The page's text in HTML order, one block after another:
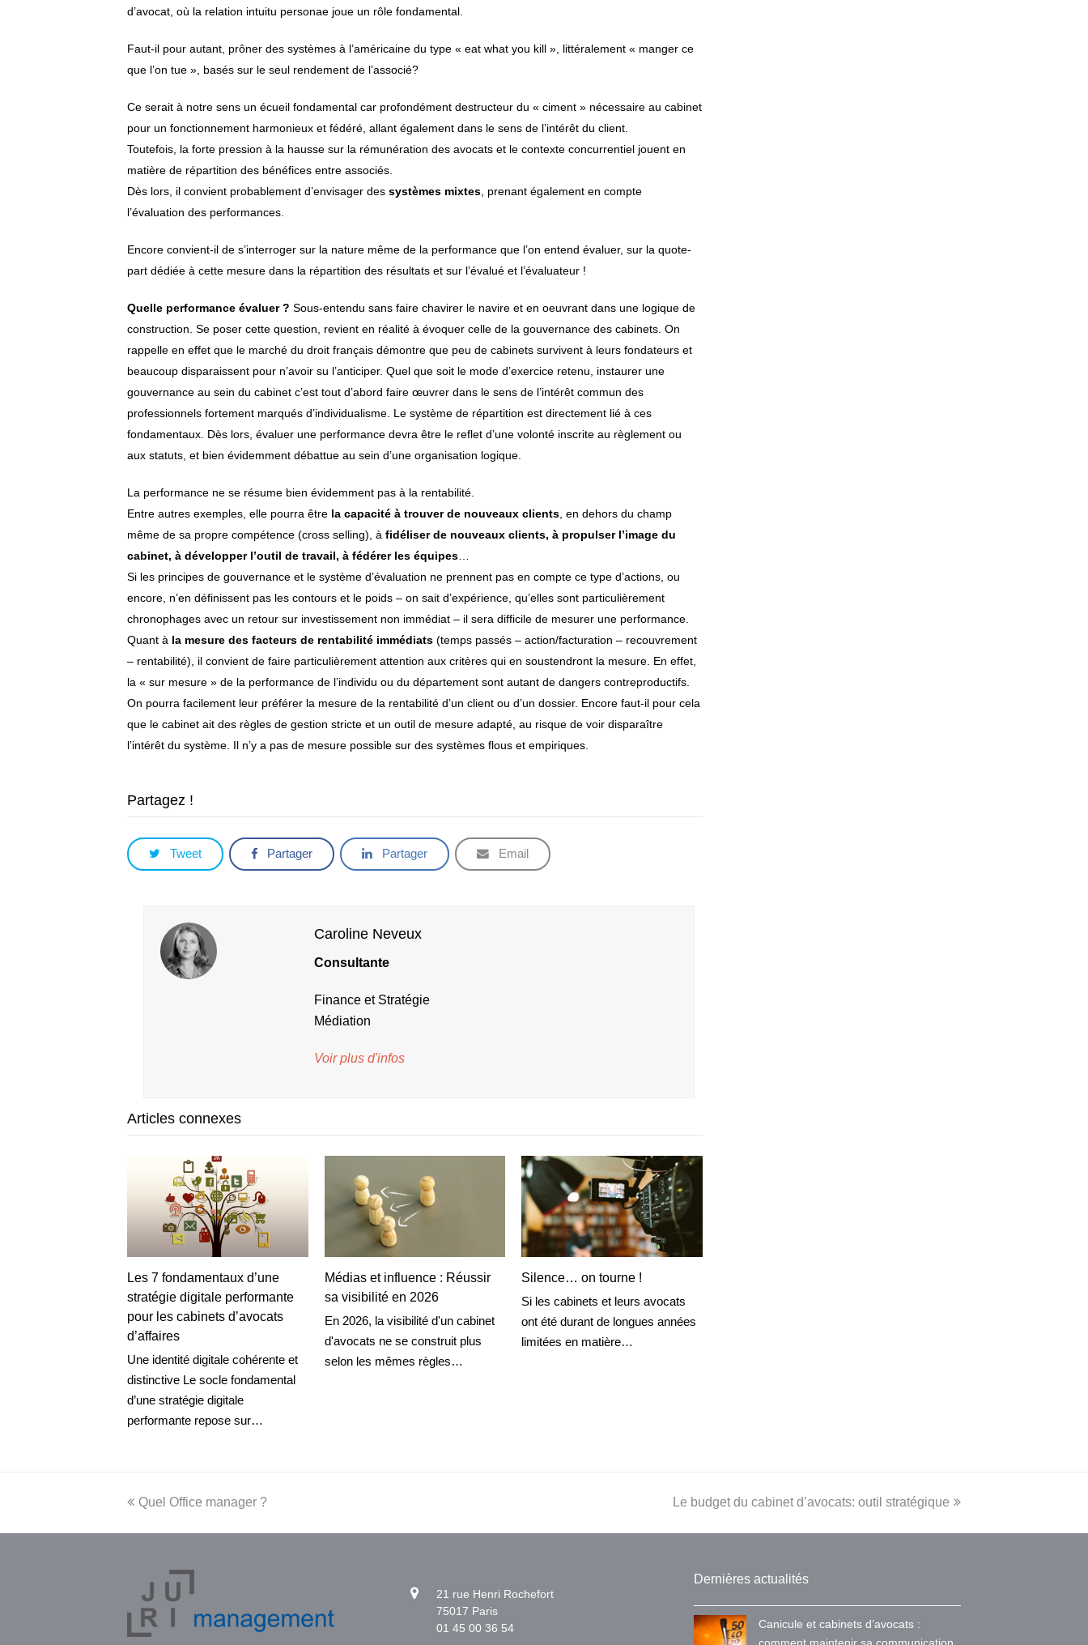
d’avocat, où la relation intuitu personae joue un rôle fondamental.
Faut-il pour autant, prôner des systèmes à l’américaine du type « eat what you kill », littéralement « manger ce
que l’on tue », basés sur le seul rendement de l’associé?
Ce serait à notre sens un écueil fondamental car profondément destructeur du « ciment » nécessaire au cabinet
pour un fonctionnement harmonieux et fédéré, allant également dans le sens de l’intérêt du client.
Toutefois, la forte pression à la hausse sur la rémunération des avocats et le contexte concurrentiel jouent en
matière de répartition des bénéfices entre associés.
Dès lors, il convient probablement d’envisager des systèmes mixtes , prenant également en compte
l’évaluation des performances.
Encore convient-il de s’interroger sur la nature même de la performance que l’on entend évaluer, sur la quote-
part dédiée à cette mesure dans la répartition des résultats et sur l’évalué et l’évaluateur !
Quelle performance évaluer ? Sous-entendu sans faire chavirer le navire et en oeuvrant dans une logique de
construction. Se poser cette question, revient en réalité à évoquer celle de la gouvernance des cabinets. On
rappelle en effet que le marché du droit français démontre que peu de cabinets survivent à leurs fondateurs et
beaucoup disparaissent pour n’avoir su l’anticiper. Quel que soit le mode d’exercice retenu, instaurer une
gouvernance au sein du cabinet c’est tout d’abord faire œuvrer dans le sens de l’intérêt commun des
professionnels fortement marqués d’individualisme. Le système de répartition est directement lié à ces
fondamentaux. Dès lors, évaluer une performance devra être le reflet d’une volonté inscrite au règlement ou
aux statuts, et bien évidemment débattue au sein d’une organisation logique.
La performance ne se résume bien évidemment pas à la rentabilité.
Entre autres exemples, elle pourra être la capacité à trouver de nouveaux clients , en dehors du champ
même de sa propre compétence (cross selling), à fidéliser de nouveaux clients, à propulser l’image du
cabinet, à développer l’outil de travail, à fédérer les équipes
Si les principes de gouvernance et le système d’évaluation ne prennent pas en compte ce type d’actions, ou
encore, n’en définissent pas les contours et le poids – on sait d’expérience, qu’elles sont particulièrement
chronophages avec un retour sur investissement non immédiat – il sera difficile de mesurer une performance.
Quant à la mesure des facteurs de rentabilité immédiats (temps passés – action/facturation – recouvrement
– rentabilité), il convient de faire particulièrement attention aux critères qui en soustendront la mesure. En effet,
la « sur mesure » de la performance de l’individu ou du département sont autant de dangers contreproductifs.
On pourra facilement leur préférer la mesure de la rentabilité d’un client ou d’un dossier. Encore faut-il pour cela
que le cabinet ait des règles de gestion stricte et un outil de mesure adapté, au risque de voir disparaître
l’intérêt du système. Il n’y a pas de mesure possible sur des systèmes flous et empiriques.
Partagez !
Tweet Partager Partager Email
Caroline Neveux
Consultante
Finance et Stratégie
Médiation
Voir plus d'infos
Articles connexes
Les 7 fondamentaux d’une
stratégie digitale performante
pour les cabinets d’avocats
d’affaires
Une identité digitale cohérente et
distinctive Le socle fondamental
d’une stratégie digitale
performante repose sur…
Médias et influence : Réussir
sa visibilité en 2026
En 2026, la visibilité d'un cabinet
d'avocats ne se construit plus
selon les mêmes règles…
Silence… on tourne !
Si les cabinets et leurs avocats
ont été durant de longues années
limitées en matière…
previous
Quel Office manager ?
next
Le budget du cabinet d’avocats: outil stratégique
21 rue Henri Rochefort
75017 Paris
01 45 00 36 54
Dernières actualités
Canicule et cabinets d’avocats :
comment maintenir sa communication